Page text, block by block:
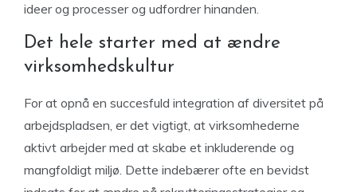
ideer og processer og udfordrer hinanden.
Det hele starter med at ændre
virksomhedskultur
For at opnå en succesfuld integration af diversitet på
arbejdspladsen, er det vigtigt, at virksomhederne
aktivt arbejder med at skabe et inkluderende og
mangfoldigt miljø. Dette indebærer ofte en bevidst